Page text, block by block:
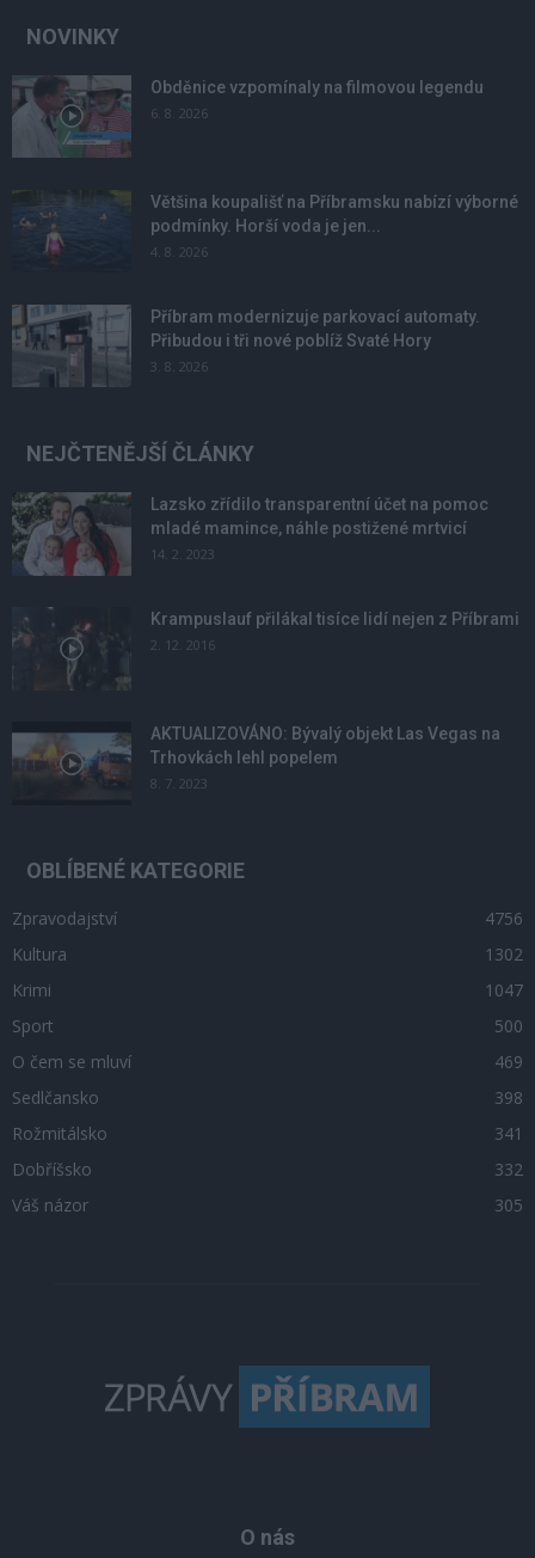
NOVINKY
Obděnice vzpomínaly na filmovou legendu
6. 8. 2026
Většina koupališť na Příbramsku nabízí výborné
podmínky. Horší voda je jen...
4. 8. 2026
Příbram modernizuje parkovací automaty.
Přibudou i tři nové poblíž Svaté Hory
3. 8. 2026
NEJČTENĚJŠÍ ČLÁNKY
Lazsko zřídilo transparentní účet na pomoc
mladé mamince, náhle postižené mrtvicí
14. 2. 2023
Krampuslauf přilákal tisíce lidí nejen z Příbrami
2. 12. 2016
AKTUALIZOVÁNO: Bývalý objekt Las Vegas na
Trhovkách lehl popelem
8. 7. 2023
OBLÍBENÉ KATEGORIE
Zpravodajství
4756
Kultura
1302
Krimi
1047
Sport
500
O čem se mluví
469
Sedlčansko
398
Rožmitálsko
341
Dobříšsko
332
Váš názor
305
O nás